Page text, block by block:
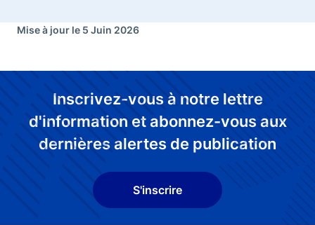
Mise à jour le 5 Juin 2026
Inscrivez-vous à notre lettre
d'information et abonnez-vous aux
dernières alertes de publication
S'inscrire